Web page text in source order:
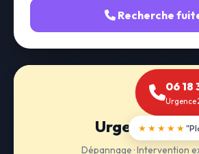
Recherche
Urgence 24h/
Dépannage · Intervention
06 18
Urgence
★★★★★